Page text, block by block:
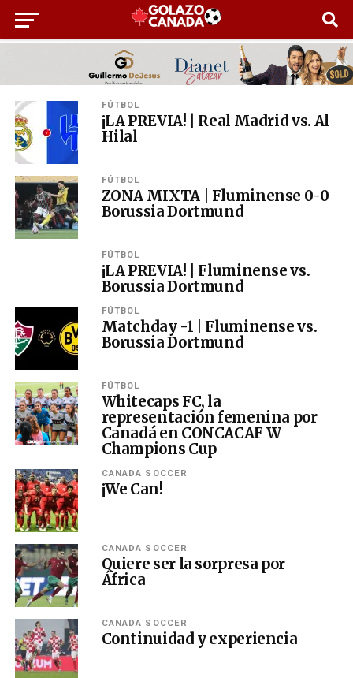
FÚTBOL
¡LA PREVIA! | Real Madrid vs. Al
Hilal
FÚTBOL
ZONA MIXTA | Fluminense 0-0
Borussia Dortmund
FÚTBOL
¡LA PREVIA! | Fluminense vs.
Borussia Dortmund
FÚTBOL
Matchday -1 | Fluminense vs.
Borussia Dortmund
FÚTBOL
Whitecaps FC, la
representación femenina por
Canadá en CONCACAF W
Champions Cup
CANADA SOCCER
¡We Can!
CANADA SOCCER
Quiere ser la sorpresa por
África
CANADA SOCCER
Continuidad y experiencia